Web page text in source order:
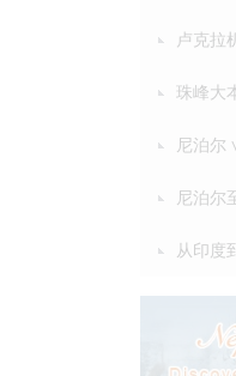
卢克拉
珠峰大
尼泊尔
尼泊尔
从印度